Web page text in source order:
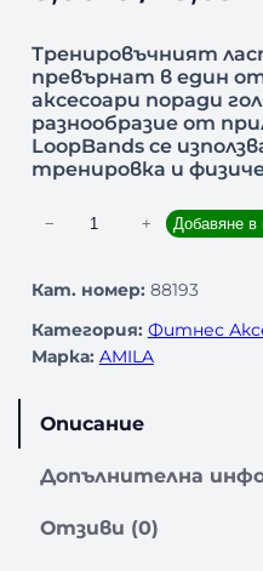
Тренировъчният
превърнат в един
аксесоари поради
разнообразие от
LoopBands се
тренировка и
ч
е
т
− + Добавяне в
Кат. номер: 88193
Категория: Фитнес
Марка: AMILA
Описание
Допълнителна
Отзиви (0)